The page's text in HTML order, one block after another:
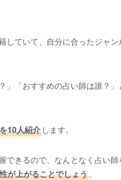
ていて、自分に合ったジャン
」「おすすめの占い師は誰？
10人紹介 します。
できるので、なんとなく占い
が上がることでしょう。